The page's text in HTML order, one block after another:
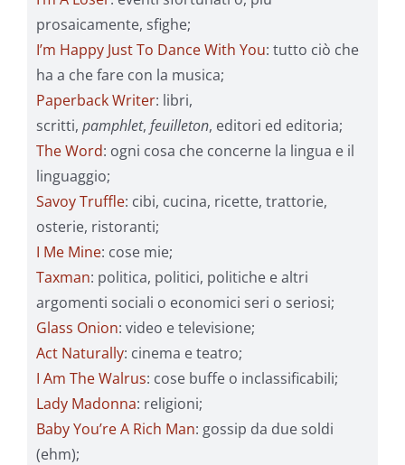
prosaicamente, sfighe;
I’m Happy Just To Dance With You: tutto ciò che
ha a che fare con la musica;
Paperback Writer: libri,
scritti, pamphlet, feuilleton, editori ed editoria;
The Word: ogni cosa che concerne la lingua e il
linguaggio;
Savoy Truffle: cibi, cucina, ricette, trattorie,
osterie, ristoranti;
I Me Mine: cose mie;
Taxman: politica, politici, politiche e altri
argomenti sociali o economici seri o seriosi;
Glass Onion: video e televisione;
Act Naturally: cinema e teatro;
I Am The Walrus: cose buffe o inclassificabili;
Lady Madonna: religioni;
Baby You’re A Rich Man: gossip da due soldi
(ehm);